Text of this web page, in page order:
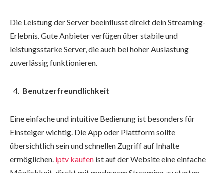
Die Leistung der Server beeinflusst direkt dein Streaming-
Erlebnis. Gute Anbieter verfügen über stabile und
leistungsstarke Server, die auch bei hoher Auslastung
zuverlässig funktionieren.
Benutzerfreundlichkeit
Eine einfache und intuitive Bedienung ist besonders für
Einsteiger wichtig. Die App oder Plattform sollte
übersichtlich sein und schnellen Zugriff auf Inhalte
ermöglichen. iptv kaufen ist auf der Website eine einfache